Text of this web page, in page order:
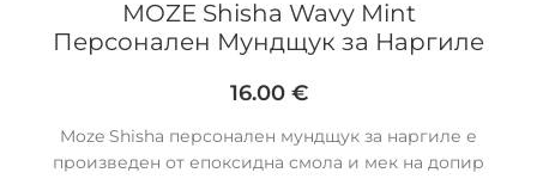
MOZE Shisha Wavy Mint
Персонален Мундщук за Наргиле
16.00 €
Moze Shisha персонален мундщук за наргиле е
произведен от епоксидна смола и мек на допир